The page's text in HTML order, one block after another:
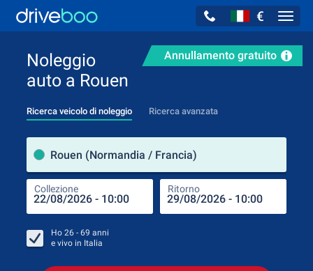
€
Annullamento gratuito
Noleggio
auto a Rouen
Ricerca veicolo di noleggio Ricerca avanzata
Rouen (Normandia / Francia)
Collezione Ritorno
Ho 26 - 69 anni
e vivo in Italia